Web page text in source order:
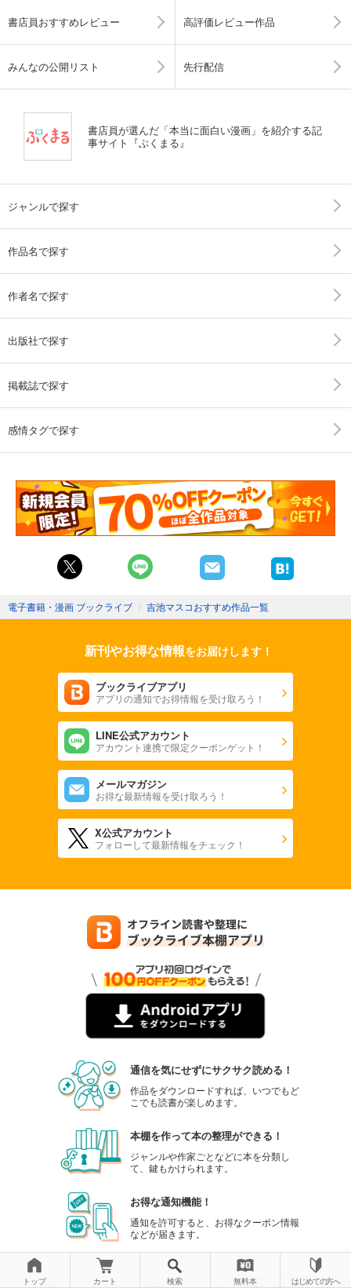
書店員おすすめレビュー 高評価レビュー作品
みんなの公開リスト 先行配信
書店員が選んだ「本当に面白い漫画」を紹介する記
事サイト『ぶくまる』
ジャンルで探す
作品名で探す
作者名で探す
出版社で探す
掲載誌で探す
感情タグで探す
電子書籍・漫画 ブックライブ 〉 吉池マスコおすすめ作品一覧
新刊やお得な情報をお届けします！
ブックライブアプリ
アプリの通知でお得情報を受け取ろう！
LINE公式アカウント
アカウント連携で限定クーポンゲット！
メールマガジン
お得な最新情報を受け取ろう！
X公式アカウント
フォローして最新情報をチェック！
通信を気にせずにサクサク読める！
作品をダウンロードすれば、いつでもど
こでも読書が楽しめます。
本棚を作って本の整理ができる！
ジャンルや作家ごとなどに本を分類し
て、鍵もかけられます。
お得な通知機能！
通知を許可すると、お得なクーポン情報
などが届きます。
トップ カート 検索 無料本 はじめての方へ